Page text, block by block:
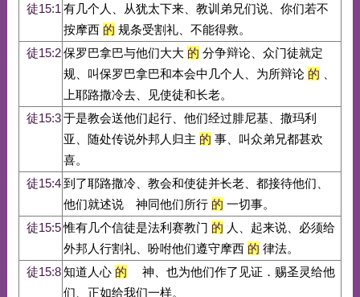
徒15:1 有几个人、从犹太下来、教训弟兄们说、你们若不
按摩西 的 规条受割礼、不能得救。
徒15:2保罗巴拿巴与他们大大 的 分争辩论、众门徒就定
规、叫保罗巴拿巴和本会中几个人、为所辩论 的
上耶路撒冷去、见使徒和长老。
徒15:3于是教会送他们起行、他们经过腓尼基、撒玛利
亚、随处传说外邦人归主 的 事、叫众弟兄都甚欢
喜。
徒15:4到了耶路撒冷、教会和使徒并长老、都接待他们、
他们就述说 神同他们所行 的 一切事。
徒15:5惟有几个信徒是法利赛教门 的 人、起来说、必须给
外邦人行割礼、吩咐他们遵守摩西 的 律法。
徒15:8知道人心 的 神、也为他们作了见证．赐圣灵给他
们、正如给我们一样。